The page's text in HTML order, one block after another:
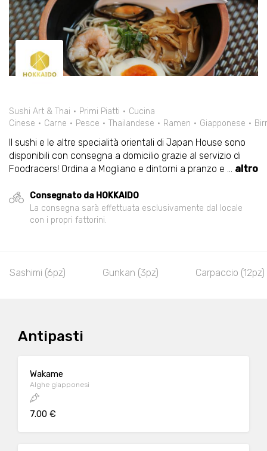
Sushi Art & Thai Primi Piatti
Cucina
Cinese
Carne Pesce Thailandese Ramen Giapponese
Il sushi e le altre specialità orientali di Japan House sono
disponibili con consegna a domicilio grazie al servizio di
Foodracers! Ordina a Mogliano e dintorni a pranzo e ... altro
Consegnato da HOKKAIDO
La consegna sarà effettuata esclusivamente dal locale
con i propri fattorini.
Sashimi (6pz) Gunkan (3pz) Carpaccio (12pz)
Antipasti
Wakame
Alghe giapponesi
7.00 €